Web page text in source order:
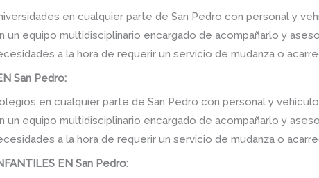
en cualquier parte de San Pedro con personal y
equipo multidisciplinario encargado de acompañarlo y
a la hora de requerir un servicio de mudanza o
San Pedro:
en cualquier parte de San Pedro con personal y
equipo multidisciplinario encargado de acompañarlo y
a la hora de requerir un servicio de mudanza o
EN San Pedro: